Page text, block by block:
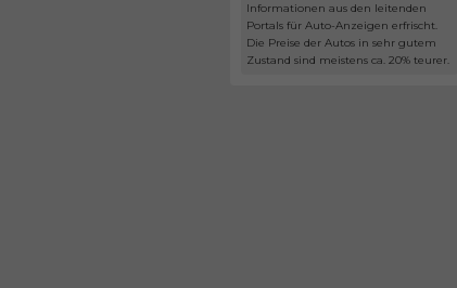
Informationen aus den leitenden
Portals für Auto-Anzeigen erfrischt.
Die Preise der Autos in sehr gutem
Zustand sind meistens ca. 20% teurer.